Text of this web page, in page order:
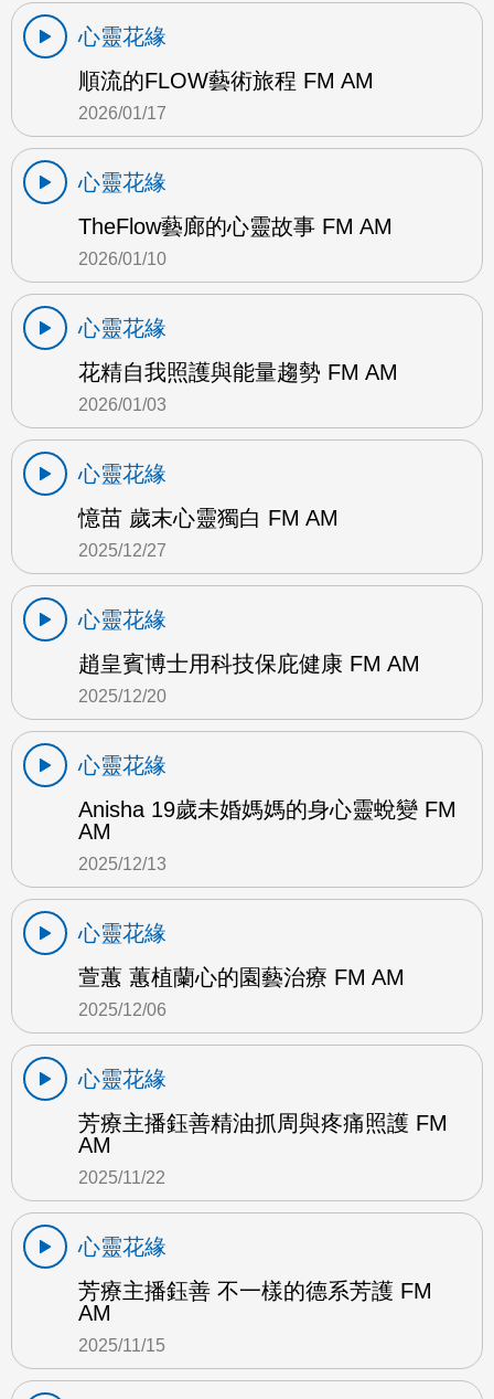
心靈花緣
順流的FLOW藝術旅程 FM AM
2026/01/17
心靈花緣
TheFlow藝廊的心靈故事 FM AM
2026/01/10
心靈花緣
花精自我照護與能量趨勢 FM AM
2026/01/03
心靈花緣
憶苗 歲末心靈獨白 FM AM
2025/12/27
心靈花緣
趙皇賓博士用科技保庇健康 FM AM
2025/12/20
心靈花緣
Anisha 19歲未婚媽媽的身心靈蛻變 FM
AM
2025/12/13
心靈花緣
萱蕙 蕙植蘭心的園藝治療 FM AM
2025/12/06
心靈花緣
芳療主播鈺善精油抓周與疼痛照護 FM
AM
2025/11/22
心靈花緣
芳療主播鈺善 不一樣的德系芳護 FM
AM
2025/11/15